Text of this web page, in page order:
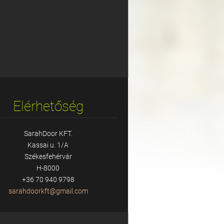
Elérhetőség
SarahDoor KFT.
Kassai u. 1/A
Székesfehérvár
H-8000
+36 70 940 9798
sarahdoorkft@gmail.com